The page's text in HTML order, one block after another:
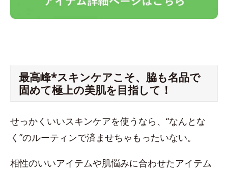
最高峰*スキンケアこそ、脇も名品で
固めて極上の美肌を目指して！
せっかくいいスキンケアを使うなら、“なんとな
く”のルーティンで済ませちゃもったいない。
相性のいいアイテムや肌悩みに合わせたアイテム